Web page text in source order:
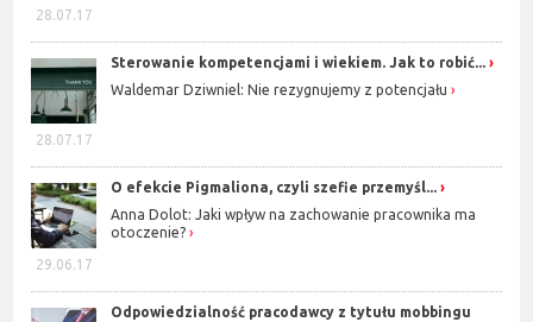
28.07.17
28.07.17
Sterowanie kompetencjami i wiekiem. Jak to robić...
Waldemar Dziwniel: Nie rezygnujemy z potencjału
29.06.17
O efekcie Pigmaliona, czyli szefie przemyśl...
Anna Dolot: Jaki wpływ na zachowanie pracownika ma
otoczenie?
Odpowiedzialność pracodawcy z tytułu mobbingu